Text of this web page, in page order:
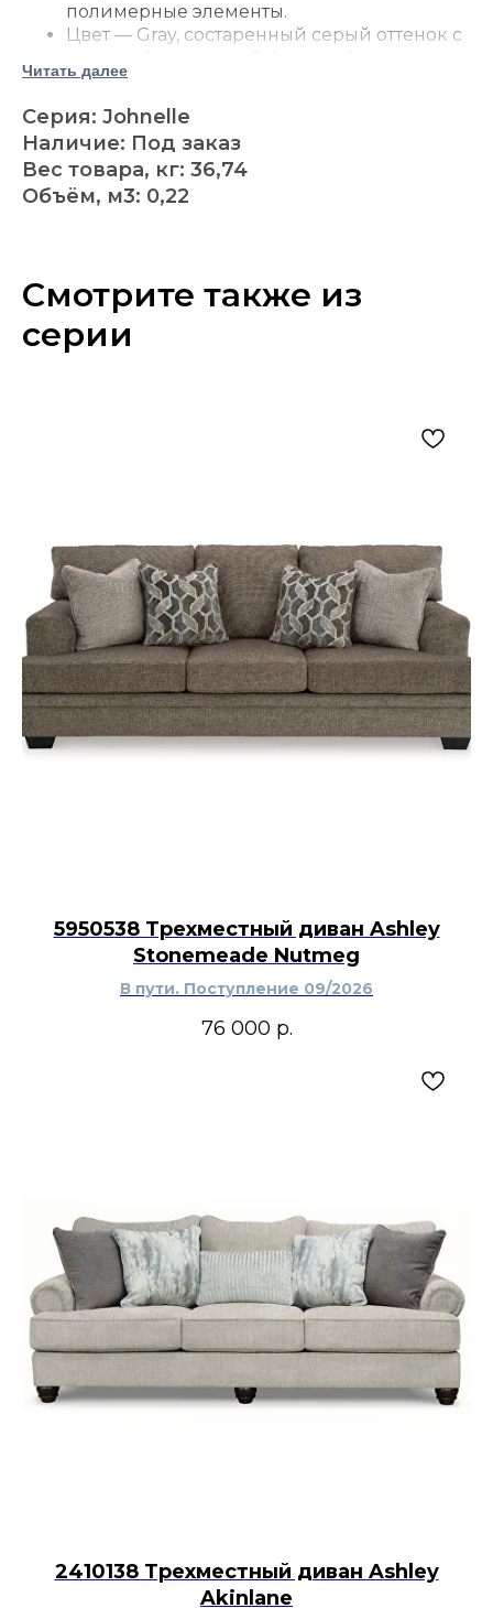
полимерные элементы.
Цвет — Gray, состаренный серый оттенок с
Прямоугольная столешница обрамлена
рамой и оформлена под отдельные
деревянные доски.
Квадратные балясины придают
основанию выразительный
архитектурный вид.
удобный доступ к содержимому.
Узкая форма позволяет использовать
место вдоль стены или за спинкой дивана.
Серая древесная отделка сочетается с
Для ухода поверхность рекомендуется
Конструкция требует сборки.
Консоль Ashley Johnelle будет уместна за
диваном в гостиной, вдоль свободной стены, в
просторной прихожей или объединённой
кухне-гостиной. На столешнице можно
составить композицию из лампы, зеркала,
фотографий и вазы, а нижнюю полку
использовать для книг и декоративных
корзин. Состаренная серая консоль хорошо
Читать далее
Серия: Johnelle
Наличие: Под заказ
Вес товара, кг: 36,74
Объём, м3: 0,22
Смотрите также из
серии
5950538 Трехместный диван Ashley
Stonemeade Nutmeg
В пути. Поступление 09/2026
76 000 р.
2410138 Трехместный диван Ashley
Akinlane